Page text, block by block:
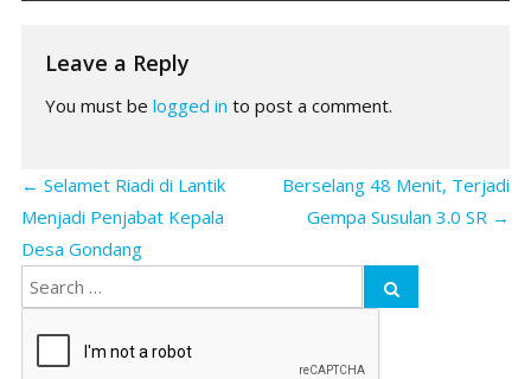
Leave a Reply
You must be logged in to post a comment.
← Selamet Riadi di Lantik
Menjadi Penjabat Kepala
Desa Gondang
Berselang 48 Menit, Terjadi
Gempa Susulan 3.0 SR →